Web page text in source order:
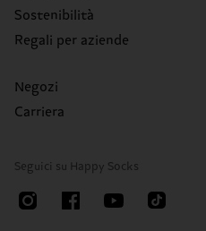
Sostenibilità
Regali per aziende
Negozi
Carriera
Seguici su Happy Socks